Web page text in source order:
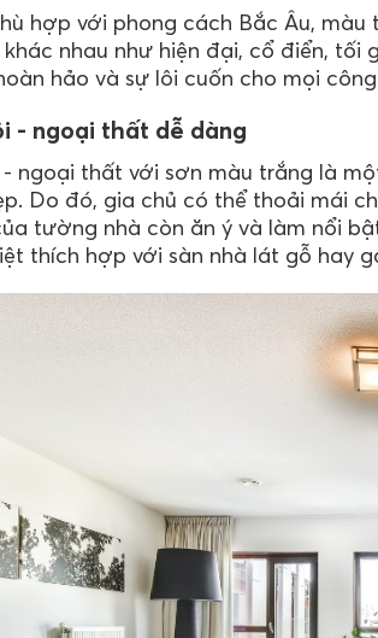
hợp với phong cách Bắc Âu,
nhau như hiện đại, cổ điển,
hảo và sự lôi cuốn cho mọi
- ngoại thất dễ dàng
ngoại thất với sơn màu trắng là
Do đó, gia chủ có thể thoải mái
tường nhà còn ăn ý và làm nổi
thích hợp với sàn nhà lát gỗ hay